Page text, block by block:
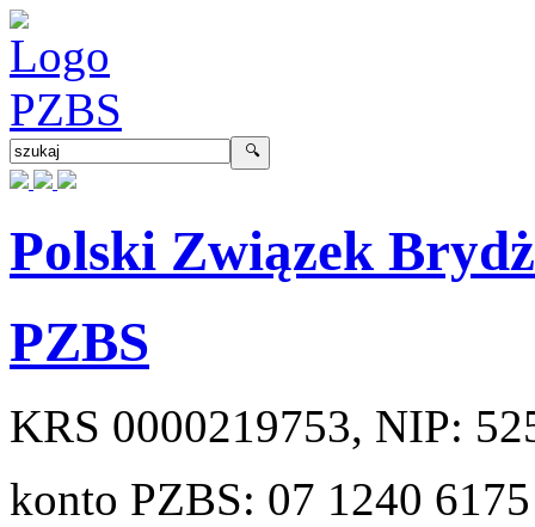
Polski Związek
PZBS
KRS 0000219753, NIP:
konto PZBS: 07 1240